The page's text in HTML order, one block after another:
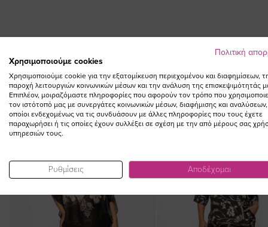
the
images
gallery
Πολιτική
Χρησιμοποιούμε cookies
Χρησιμοποιούμε cookie για την εξατομίκευση περιεχομένου και διαφημίσεων,
παροχή λειτουργιών κοινωνικών μέσων και την ανάλυση της επισκεψιμότητάς
Επιπλέον, μοιραζόμαστε πληροφορίες που αφορούν τον τρόπο που
τον ιστότοπό μας με συνεργάτες κοινωνικών μέσων, διαφήμισης και αναλύσεων,
οποίοι ενδεχομένως να τις συνδυάσουν με άλλες πληροφορίες που τους έχετε
παραχωρήσει ή τις οποίες έχουν συλλέξει σε σχέση με την από μέρους σας
υπηρεσιών τους.
Ρυθμίσεις Αποδέχομαι